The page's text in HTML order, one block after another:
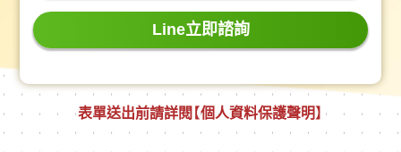
Line立即諮詢
表單送出前請詳閱 【個人資料保護聲明】